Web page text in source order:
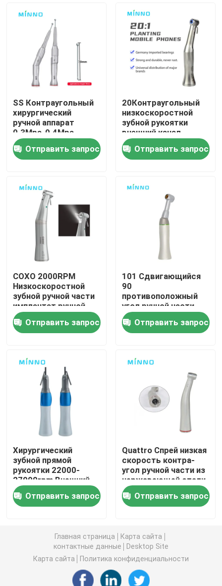
Главная страница
Продукция
О Компании
контроль качества
контактные данные
Отправить запрос
Стоматологические медицинские изделия
Невысокоскоростной зубной рукоят
Зубной высокоскоростной ручной прибор
Зубные микромоторы
зубоврачебный воздух prophy
Светодиодный стоматологический светильник
Инъектор для стоматологической анестезии
Эндодонтические изделия
Машины для лечения зубов
SS Контраугольный
хирургический
ручной аппарат
0.3Mpa-0.4Mpa
Ручной аппарат типа
E
Отправить запрос
20Контраугольный
низкоскоростной
зубной рукоятки
внешний канал
Отправить запрос
COXO 2000RPM
Низкоскоростной
зубной ручной части
имплантат ручной
части 20:1
Отправить запрос
101 Сдвигающийся
90
противоположный
угол ручной части
Нажмите кнопку
медленная скорость
Отправить запрос
Хирургический
зубной прямой
рукоятки 22000-
27000rpm Внешний
канал
Отправить запрос
Quattro Спрей низкая
скорость контра-
угол ручной части из
нержавеющей стали
Отправить запрос
Главная страница
Карта сайта
контактные данные
Desktop Site
Карта сайта
Политика конфиденциальности